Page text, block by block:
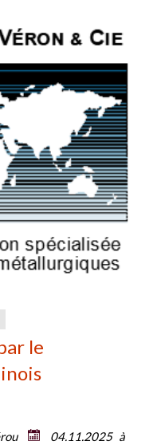
le
04.11.2025 à